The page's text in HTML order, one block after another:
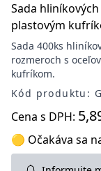
Sada
plastovým
Sada 400ks
rozmeroch s
kufríkom.
Kód produktu:
Cena s DPH:
🟡 Očakáva sa